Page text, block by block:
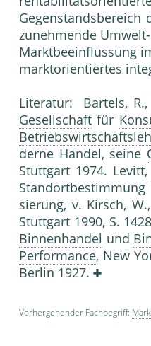
Gegenstandsbereich
zunehmende
Marktbe­einflussung
marktorientiertes
Literatur: Bartels, R.,
Gesellschaft für
derne Handel, seine
Stuttgart 1974. Levitt,
sierung, v. Kirsch,
Stuttgart 1990, S.
Binnenhandel und
Performance, New
Berlin 1927.
Vorhergehender Fachbegriff: